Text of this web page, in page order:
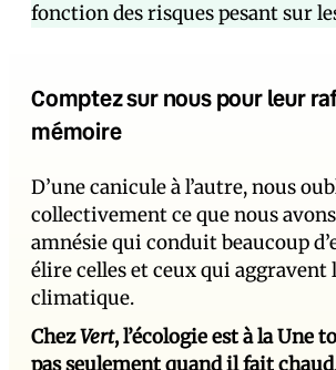
fonction des risques pesant sur
Comptez sur nous pour leur
mémoire
D’une canicule à l’autre, nous
collectivement ce que nous
amnésie qui conduit beaucoup
élire celles et ceux qui aggravent
climatique.
ChezVert, l’écologie est à la Une
pas seulement quand il fait chaud